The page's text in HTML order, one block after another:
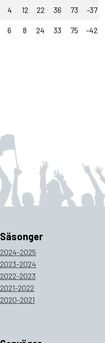
4 12 22 36 73 -37
6 8 24 33 75 -42
Säsonger
2024-2025
2023-2024
2022-2023
2021-2022
2020-2021